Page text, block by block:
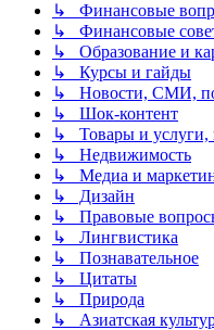
↳ Финансовые
↳ Финансовые
↳ Образование и
↳ Курсы и гайды
↳ Новости, СМИ,
↳ Шок-контент
↳ Товары и услуги,
↳ Недвижимость
↳ Медиа и
↳ Дизайн
↳ Правовые
↳ Лингвистика
↳ Познавательное
↳ Цитаты
↳ Природа
↳ Азиатская